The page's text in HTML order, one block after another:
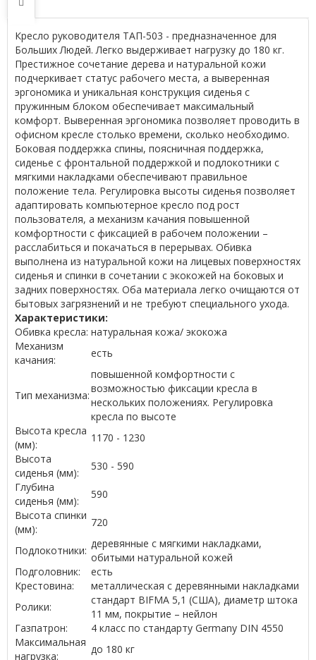
Кресло руководителя ТАП-503 - предназначенное для
Больших Людей. Легко выдерживает нагрузку до 180 кг.
Престижное сочетание дерева и натуральной кожи
подчеркивает статус рабочего места, а выверенная
эргономика и уникальная конструкция сиденья с
пружинным блоком обеспечивает максимальный
комфорт. Выверенная эргономика позволяет проводить в
офисном кресле столько времени, сколько необходимо.
Боковая поддержка спины, поясничная поддержка,
сиденье с фронтальной поддержкой и подлокотники с
мягкими накладками обеспечивают правильное
положение тела. Регулировка высоты сиденья позволяет
адаптировать компьютерное кресло под рост
пользователя, а механизм качания повышенной
комфортности с фиксацией в рабочем положении –
расслабиться и покачаться в перерывах. Обивка
выполнена из натуральной кожи на лицевых поверхностях
сиденья и спинки в сочетании с экокожей на боковых и
задних поверхностях. Оба материала легко очищаются от
бытовых загрязнений и не требуют специального ухода.
Характеристики:
Обивка кресла: натуральная кожа/ экокожа
Механизм
качания:
есть
Тип механизма:
повышенной комфортности с
возможностью фиксации кресла в
нескольких положениях. Регулировка
кресла по высоте
Высота кресла
(мм):
1170 - 1230
Высота
сиденья (мм):
530 - 590
Глубина
сиденья (мм):
590
Высота спинки
(мм):
720
Подлокотники:
деревянные с мягкими накладками,
обитыми натуральной кожей
Подголовник:
есть
Крестовина:
металлическая с деревянными накладками
Ролики:
стандарт BIFMA 5,1 (США), диаметр штока
11 мм, покрытие – нейлон
Газпатрон:
4 класс по стандарту Germany DIN 4550
Максимальная
нагрузка:
до 180 кг